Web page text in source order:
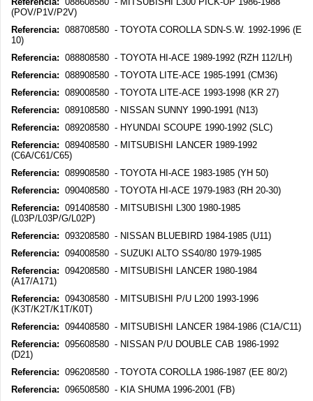
(POV/P1V/P2V)
Referencia: 088708580 - TOYOTA COROLLA SDN-S.W. 1992-1996 (E
10)
Referencia: 088808580 - TOYOTA HI-ACE 1989-1992 (RZH 112/LH)
Referencia: 088908580 - TOYOTA LITE-ACE 1985-1991 (CM36)
Referencia: 089008580 - TOYOTA LITE-ACE 1993-1998 (KR 27)
Referencia: 089108580 - NISSAN SUNNY 1990-1991 (N13)
Referencia: 089208580 - HYUNDAI SCOUPE 1990-1992 (SLC)
Referencia: 089408580 - MITSUBISHI LANCER 1989-1992
(C6A/C61/C65)
Referencia: 089908580 - TOYOTA HI-ACE 1983-1985 (YH 50)
Referencia: 090408580 - TOYOTA HI-ACE 1979-1983 (RH 20-30)
Referencia: 091408580 - MITSUBISHI L300 1980-1985
(L03P/L03P/G/L02P)
Referencia: 093208580 - NISSAN BLUEBIRD 1984-1985 (U11)
Referencia: 094008580 - SUZUKI ALTO SS40/80 1979-1985
Referencia: 094208580 - MITSUBISHI LANCER 1980-1984
(A17/A171)
Referencia: 094308580 - MITSUBISHI P/U L200 1993-1996
(K3T/K2T/K1T/K0T)
Referencia: 094408580 - MITSUBISHI LANCER 1984-1986 (C1A/C11)
Referencia: 095608580 - NISSAN P/U DOUBLE CAB 1986-1992
(D21)
Referencia: 096208580 - TOYOTA COROLLA 1986-1987 (EE 80/2)
Referencia: 096508580 - KIA SHUMA 1996-2001 (FB)